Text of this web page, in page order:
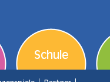
Schule